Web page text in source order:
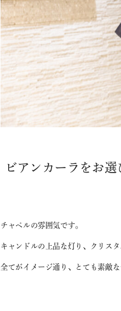
ビアンカーラをお
チャペルの雰囲気です。
キャンドルの上品な灯り、クリス
全てがイメージ通り、とても素敵